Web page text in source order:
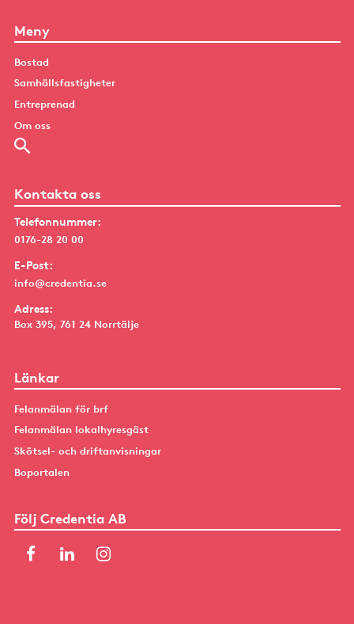
Meny
Bostad
Samhällsfastigheter
Entreprenad
Om oss
Kontakta oss
Telefonnummer:
0176-28 20 00
E-Post:
info@credentia.se
Adress:
Box 395, 761 24 Norrtälje
Länkar
Felanmälan för brf
Felanmälan lokalhyresgäst
Skötsel- och driftanvisningar
Boportalen
Följ Credentia AB